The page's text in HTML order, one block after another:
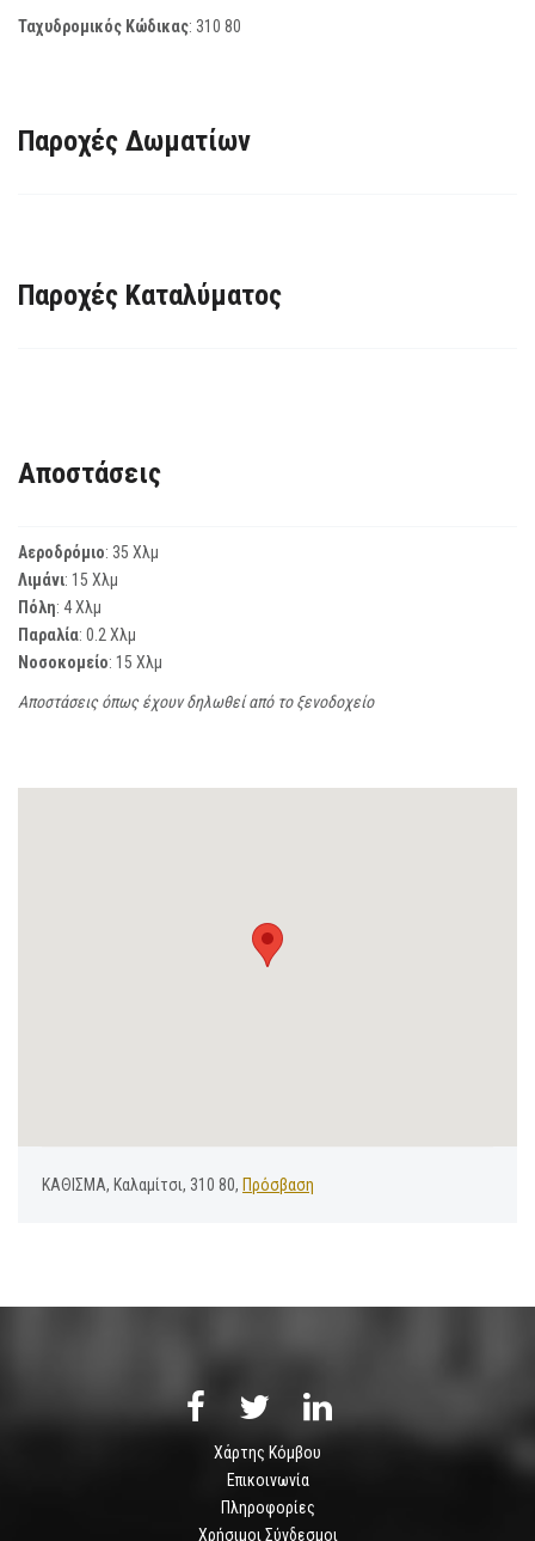
Ταχυδρομικός Κώδικας: 310 80
Παροχές Δωματίων
Παροχές Καταλύματος
Αποστάσεις
Αεροδρόμιο: 35 Χλμ
Λιμάνι: 15 Χλμ
Πόλη: 4 Χλμ
Παραλία: 0.2 Χλμ
Νοσοκομείο: 15 Χλμ
Αποστάσεις όπως έχουν δηλωθεί από το ξενοδοχείο
ΚΑΘΙΣΜΑ, Καλαμίτσι, 310 80, Πρόσβαση
Χάρτης Κόμβου
Επικοινωνία
Πληροφορίες
Χρήσιμοι Σύνδεσμοι